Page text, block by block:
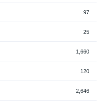
97
25
1,660
120
2,646